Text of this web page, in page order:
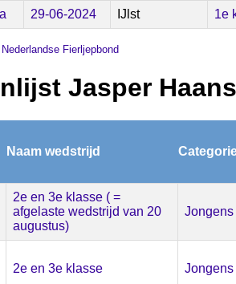
29-06-2024 IJlst 1e
Nederlandse Fierljepbond
Jasper
Naam wedstrijd
2e en 3e klasse ( =
afgelaste wedstrijd van 20
augustus)
Jongens
2e en 3e klasse Jongens